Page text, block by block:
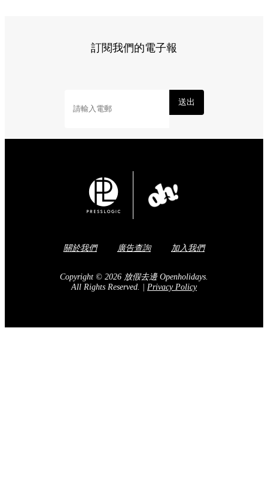
訂閱我們的電子報
送出
關於我們 廣告查詢 加入我們
Copyright © 2026 放假去邊 Openholidays.
All Rights Reserved.
Privacy Policy